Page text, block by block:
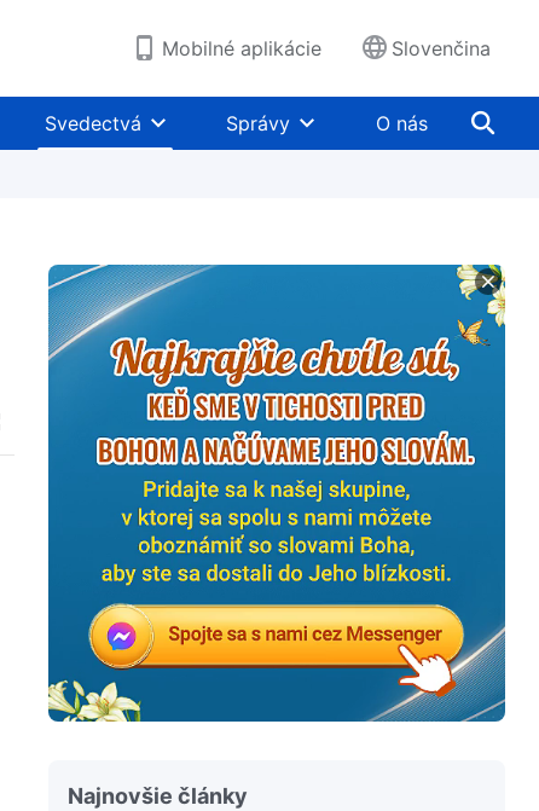
Mobilné aplikácie Slovenčina
Svedectvá Správy O nás
Najnovšie články